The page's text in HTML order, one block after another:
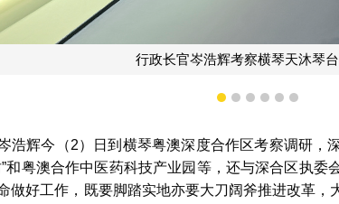
行政长官岑浩辉考察“澳门新街坊
1 2 3 4 5 6
浩辉今（2）日到横琴粤澳深度合作区考察调研，
和粤澳合作中医药科技产业园等，还与深合区执
做好工作，既要脚踏实地亦要大刀阔斧推进改革，